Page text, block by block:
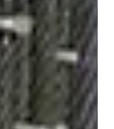
verbetert